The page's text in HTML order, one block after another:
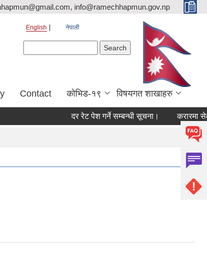
info@ramechhapmun.gov.np
English नेपाली
Contact कोभिड-१९ विषयगत शाखाहरु
दर रेट पेश गर्ने सम्बन्धी सूचना। करारमा सेवामा